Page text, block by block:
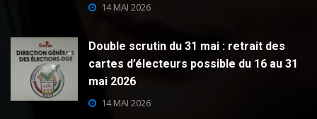
14 MAI 2026
Double scrutin du 31 mai : retrait des
cartes d’électeurs possible du 16 au 31
mai 2026
14 MAI 2026